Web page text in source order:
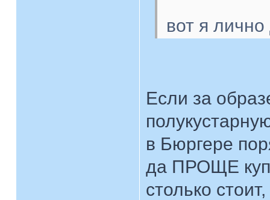
вот я
Если за
в Бюргере
да ПРОЩЕ
столько